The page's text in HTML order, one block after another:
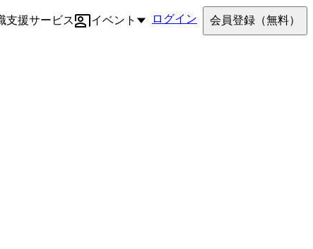
支援サービス イベント ログイン 会員登録 （無料）